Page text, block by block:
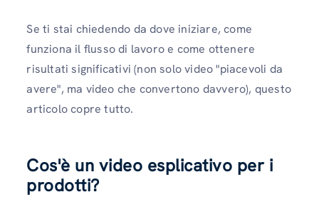
Se ti stai chiedendo da dove iniziare, come
funziona il flusso di lavoro e come ottenere
risultati significativi (non solo video "piacevoli da
avere", ma video che convertono davvero), questo
articolo copre tutto.
Cos'è un video esplicativo per i
prodotti?